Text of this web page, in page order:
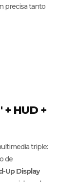
precisa tanto
HUD +
triple:
de
Up Display